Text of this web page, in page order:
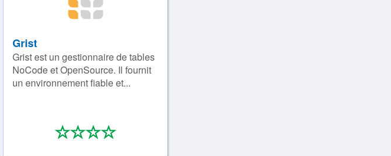
Grist
Grist est un gestionnaire de tables
NoCode et OpenSource. Il fournit
un environnement fiable et...
***